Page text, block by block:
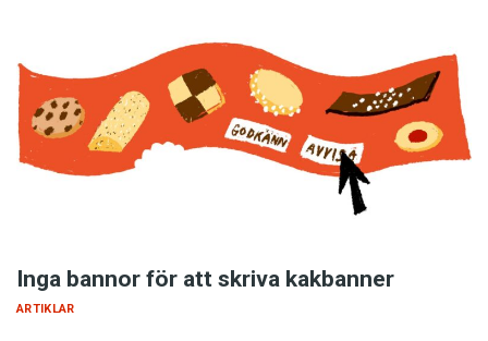
Inga bannor för att skriva kakbanner
ARTIKLAR